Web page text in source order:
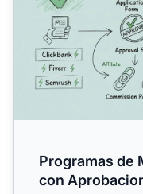
Programas de
con